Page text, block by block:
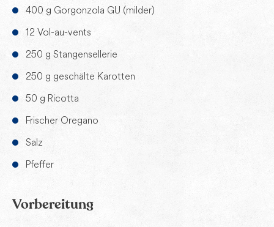
400 g Gorgonzola GU (milder)
12 Vol-au-vents
250 g Stangensellerie
250 g geschälte Karotten
50 g Ricotta
Frischer Oregano
Salz
Pfeffer
Vorbereitung